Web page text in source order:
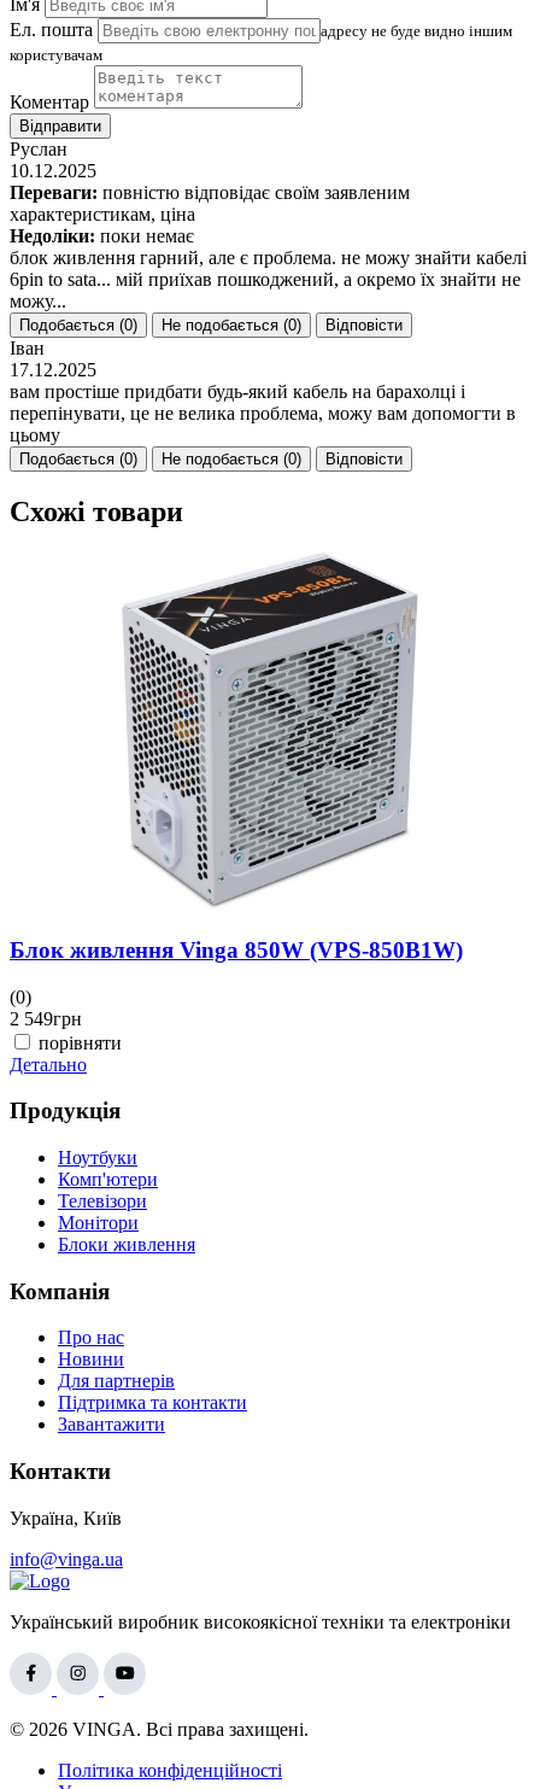
Ел. пошта
адресу не буде видно іншим
користувачам
Коментар
Відправити
Руслан
10.12.2025
Переваги: повністю відповідає своїм заявленим
характеристикам, ціна
Недоліки: поки немає
блок живлення гарний, але є проблема. не можу знайти кабелі
6pin to sata... мій приїхав пошкоджений, а окремо їх знайти не
можу...
Подобається (0) Не подобається (0) Відповісти
Іван
17.12.2025
вам простіше придбати будь-який кабель на барахолці і
перепінувати, це не велика проблема, можу вам допомогти в
цьому
Подобається (0) Не подобається (0) Відповісти
Схожі товари
Блок живлення Vinga 850W (VPS-850B1W)
(0)
2 549грн
порівняти
Детально
Продукція
Ноутбуки
Комп'ютери
Телевізори
Монітори
Блоки живлення
Компанія
Про нас
Новини
Для партнерів
Підтримка та контакти
Завантажити
Контакти
Україна, Київ
info@vinga.ua
Український виробник високоякісної техніки та електроніки
© 2026 VINGA. Всі права захищені.
Політика конфіденційності